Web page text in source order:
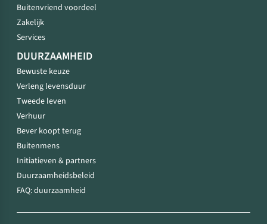
Buitenvriend voordeel
Zakelijk
Services
DUURZAAMHEID
Bewuste keuze
Verleng levensduur
Tweede leven
Verhuur
Bever koopt terug
Buitenmens
Initiatieven & partners
Duurzaamheidsbeleid
FAQ: duurzaamheid